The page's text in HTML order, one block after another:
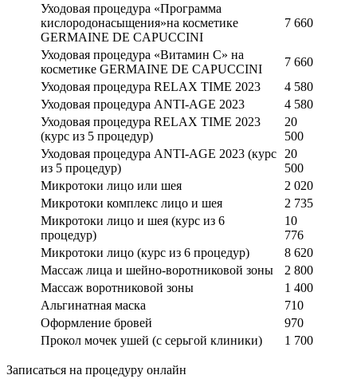
Уходовая процедура «Программа
кислородонасыщения»на косметике
GERMAINE DE CAPUCCINI
7 660
Уходовая процедура «Витамин С» на
косметике GERMAINE DE CAPUCCINI
7 660
Уходовая процедура RELAX TIME 2023
4 580
Уходовая процедура ANTI-AGE 2023
4 580
Уходовая процедура RELAX TIME 2023
(курс из 5 процедур)
20
500
Уходовая процедура ANTI-AGE 2023 (курс
из 5 процедур)
20
500
Микротоки лицо или шея
2 020
Микротоки комплекс лицо и шея
2 735
Микротоки лицо и шея (курс из 6
процедур)
10
776
Микротоки лицо (курс из 6 процедур)
8 620
Массаж лица и шейно-воротниковой зоны
2 800
Массаж воротниковой зоны
1 400
Альгинатная маска
710
Оформление бровей
970
Прокол мочек ушей (с серьгой клиники)
1 700
Записаться на процедуру онлайн